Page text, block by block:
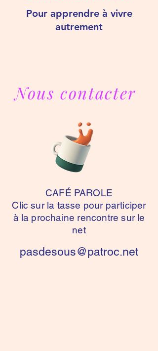
Pour apprendre à vivre
autrement
Nous contacter
CAFÉ PAROLE
Clic sur la tasse pour participer
à la prochaine rencontresur le
net
pasdesous@patroc.net